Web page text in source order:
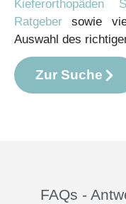
Kieferorthopäden
Ratgeber sowie
Auswahl des
Zur Suche
FAQs -